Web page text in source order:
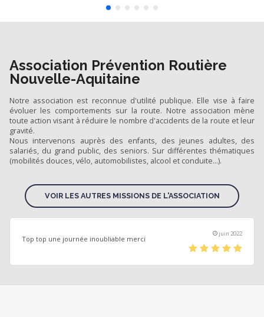
Association Prévention Routière
Nouvelle-Aquitaine
Notre association est reconnue d'utilité publique. Elle vise à faire
évoluer les comportements sur la route. Notre association mène
toute action visant à réduire le nombre d'accidents de la route et leur
gravité.
Nous intervenons auprès des enfants, des jeunes adultes, des
salariés, du grand public, des seniors. Sur différentes thématiques
(mobilités douces, vélo, automobilistes, alcool et conduite...).
VOIR LES AUTRES MISSIONS DE L'ASSOCIATION
juin 2022
Top top une journée inoubliable merci
(*)(*)(*)(*)(*)